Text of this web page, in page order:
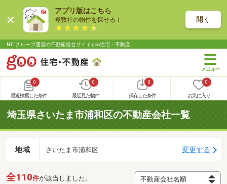
アプリ版はこちら
複数社の物件を探せる！ 開く
NTTグループ運営の不動産総合サイト goo住宅・不動産
0
最近検索した条件
0
最近見た物件
0
保存した条件
0
お気に入り
埼玉県さいたま市浦和区の不動産会社一覧
地域 さいたま市浦和区 変更する
全110件が該当しました。